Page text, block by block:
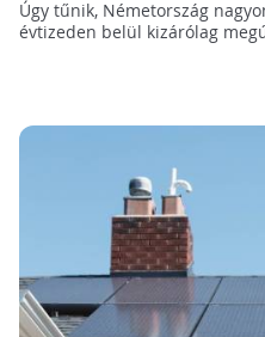
Úgy tűnik, Németország
évtizeden belül kizárólag